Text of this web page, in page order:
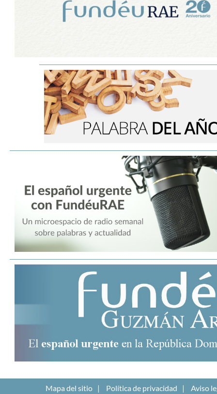
Mapa del sitio Política de privacidad Aviso